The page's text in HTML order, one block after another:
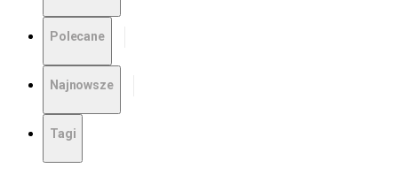
Polecane
Najnowsze
Tagi